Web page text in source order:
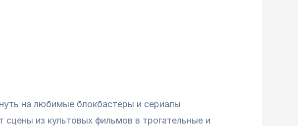
на любимые блокбастеры и сериалы
из культовых фильмов в трогательные и